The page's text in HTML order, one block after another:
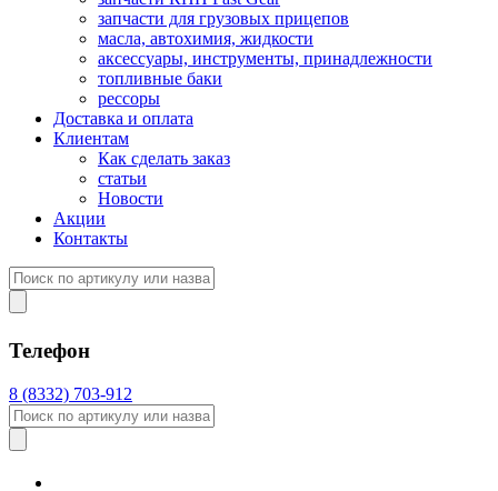
запчасти для грузовых прицепов
масла, автохимия, жидкости
аксессуары, инструменты, принадлежности
топливные баки
рессоры
Доставка и оплата
Клиентам
Как сделать заказ
статьи
Новости
Акции
Контакты
Телефон
8 (8332) 703-912